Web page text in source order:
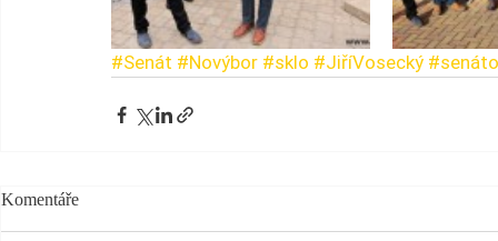
#Senát #Novýbor #sklo #JiříVosecký
Komentáře